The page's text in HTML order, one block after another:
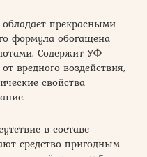
прекрасными
формула обогащена
Содержит УФ-
вредного воздействия,
свойства
в составе
средство пригодным